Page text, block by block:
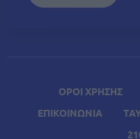
ΟΡΟΙ ΧΡΗΣΗΣ
ΕΠΙΚΟΙΝΩΝΙΑ